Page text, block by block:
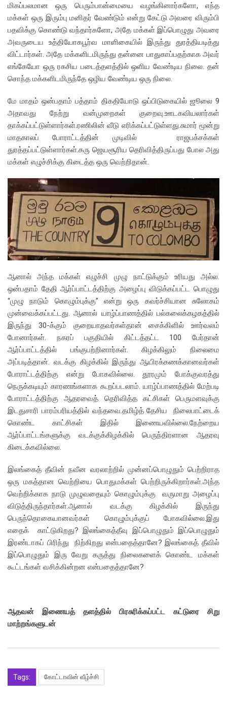
மிகப்பலமான ஒரு பெரும்பான்மையை வழங்கினார்களோ, எந்த
மக்கள் ஒரு இரும்பு மனிதர் வேண்டும் என்று கேட்டு அவரை விரும்பி
பதவிக்கு கொண்டு வந்தார்களோ, அதே மக்கள் இப்பொழுது அவரை
அவருடைய உத்தியோகபூர்வ மாளிகையில் இருந்து துரத்தியடித்து
விட்டார்கள். அதே மக்களிடமிருந்து தன்னை பாதுகாப்பதற்காக அவர்
எங்கேயோ ஒரு ரகசிய படைத்தளத்தில் ஒளிய வேண்டிய நிலை. தன்
சொந்த மக்களிடமிருந்தே ஒழிய வேண்டிய ஒரு நிலை.
மே மாதம் ஒன்பதாம் பத்தாம் திகதியோடு ஒப்பிடுகையில் ஜூலை 9
அதாவது நேற்று வன்முறைகள் குறைவு.ஊடகவியலார்கள்
தாக்கப்பட்டுள்ளார்கள்.ரணிலின் வீடு எரிக்கப்பட்டுள்ளது.சுமார் மூன்று
மாதகாலப் போராட்டத்தின் முடிவில் ராஜபக்சக்கள்
துரத்தப்பட்டுள்ளார்கள்.கரு ஜெயசூரிய தெரிவித்திருப்பது போல அது
மக்கள் எழுச்சிக்கு கிடைத்த ஒரு வெற்றிதான்.
ஆனால் அந்த மக்கள் எழுச்சி முழு நாட்டுக்கும் உரியது அல்ல.
ஒன்பதாம் தேதி ஆர்ப்பாட்டத்திற்கு அழைப்பு விடுக்கப்பட்ட பொழுது
“முழு நாடும் கொழும்புக்கு” என்று ஒரு கவர்ச்சியான சுலோகம்
முன்வைக்கப்பட்டது. ஆனால் யாழ்ப்பாணத்தில் பல்கலைக்கழகத்தில்
இருந்து 30-க்கும் குறையாதவர்கள்தான் சைக்கிளில் ஊர்வலம்
போனார்கள். நகரப் பகுதியில் கிட்டத்தட்ட 100 பேர்தான்
ஆர்ப்பாட்டத்தில் பங்குபற்றினார்கள். கிழக்கிலும் நிலைமை
அப்படித்தான். வடக்கு கிழக்கில் இருந்து ஆயிரக்கணக்கானவர்கள்
போராட்டத்திற்கு என்று போகவில்லை. தூரமும் போக்குவரத்து
நெருக்கடியும் காரணங்களாக கூறப்படலாம். யாழ்ப்பாணத்தில் மேற்படி
போராட்டத்திற்கு ஆதரவைத் தெரிவித்த கட்சிகள் பெருமளவுக்கு
இடதுசாரி பாரம்பரியத்தில் வந்தவை.தமிழ்த் தேசிய நிலைபாட்டைக்
கொண்ட காட்சிகள் இதில் இணையவில்லை.நேற்றைய
ஆர்ப்பாட்டங்களுக்கு வடக்குக்கிழக்கில் பெருந்திரளான ஆதரவு
கிடைக்கவில்லை.
இலங்கைத் தீவின் நவீன வரலாற்றில் முன்னப்பொழுதும் பெற்றிராத
ஒரு மகத்தான வெற்றியை பொதுமக்கள் பெற்றிருக்கிறார்கள்.அந்த
வெற்றிக்காக நாடு முழுவதையும் கொழும்புக்கு வருமாறு அழைப்பு
விடுத்திருந்தார்கள்.ஆனால் வடக்கு கிழக்கில் இருந்து
பெருந்தொகையானவர்கள் கொழும்புக்குப் போகவில்லை.இது
எதைக் காட்டுகிறது? இலங்கைத்தீவு இப்பொழுதும் இப்பொழுதும்
இரண்டாகப் பிரிந்து நிற்கிறது என்பதைத்தானே? இலங்கைத் தீவில்
இப்பொழுதும் இரு வேறு கருத்து நிலைகளைக் கொண்ட மக்கள்
கூட்டங்கள் வசிக்கின்றன என்பதைத்தானே?
ஆதவன் இணையத் தளத்தில் பிரசுரிக்கப்பட்ட கட்டுரை சிறு
மாற்றங்களுடன்
Tags: கோட்டாவின் வீழ்ச்சி